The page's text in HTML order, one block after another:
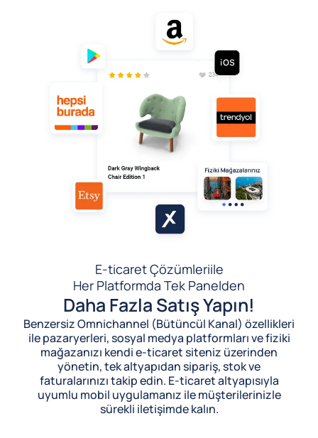
E-ticaret Çözümleriile
Her Platformda Tek Panelden
Daha Fazla Satış Yapın!
Benzersiz Omnichannel (Bütüncül Kanal) özellikleri
ile pazaryerleri, sosyal medya platformları ve fiziki
mağazanızı kendi e-ticaret siteniz üzerinden
yönetin, tek altyapıdan sipariş, stok ve
faturalarınızı takip edin. E-ticaret altyapısıyla
uyumlu mobil uygulamanız ile müşterilerinizle
sürekli iletişimde kalın.